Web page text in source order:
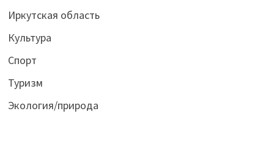
Иркутская область
Культура
Спорт
Туризм
Экология/природа